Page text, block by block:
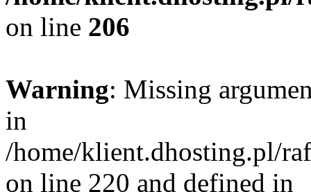
on line 206
Warning: Missing
in
/home/klient.dhosting.pl/
on line 220 and defined in